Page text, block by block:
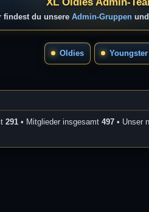
findest du unsereAdmin-Gruppen
Oldies Youngster
291 • Mitglieder insgesamt497 • Unser